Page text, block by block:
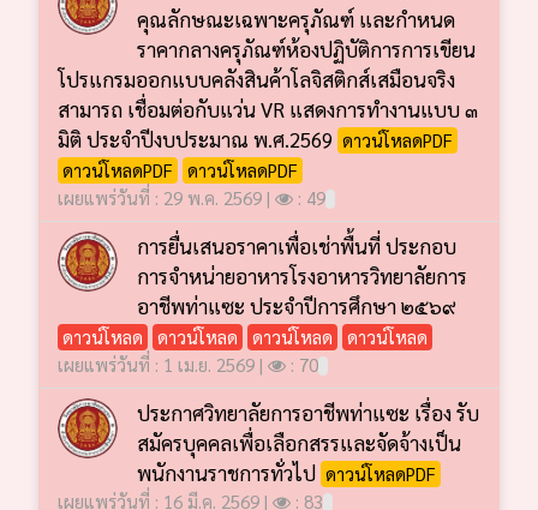
คุณลักษณะเฉพาะครุภัณฑ์ และกำหนด
ราคากลางครุภัณฑ์ห้องปฏิบัติการการเขียน
โปรแกรมออกแบบคลังสินค้าโลจิสติกส์เสมือนจริง
สามารถ เชื่อมต่อกับแว่น VR แสดงการทำงานแบบ ๓
มิติ ประจำปีงบประมาณ พ.ศ.2569 ดาวน์โหลดPDF
ดาวน์โหลดPDF
ดาวน์โหลดPDF
เผยแพร่วันที่ : 29 พ.ค. 2569 |
: 49
การยื่นเสนอราคาเพื่อเช่าพื้นที่ ประกอบ
การจำหน่ายอาหารโรงอาหารวิทยาลัยการ
อาชีพท่าแซะ ประจำปีการศึกษา ๒๕๖๙
ดาวน์โหลด ดาวน์โหลด ดาวน์โหลด
ดาวน์โหลด
เผยแพร่วันที่ : 1 เม.ย. 2569 |
: 70
ประกาศวิทยาลัยการอาชีพท่าแซะ เรื่อง รับ
สมัครบุคคลเพื่อเลือกสรรและจัดจ้างเป็น
พนักงานราชการทั่วไป ดาวน์โหลดPDF
เผยแพร่วันที่ : 16 มี.ค. 2569 |
: 83